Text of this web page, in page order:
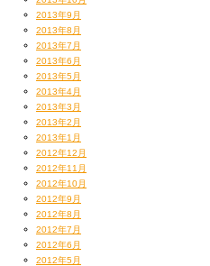
2013年9月
2013年8月
2013年7月
2013年6月
2013年5月
2013年4月
2013年3月
2013年2月
2013年1月
2012年12月
2012年11月
2012年10月
2012年9月
2012年8月
2012年7月
2012年6月
2012年5月